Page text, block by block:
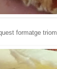
formatge